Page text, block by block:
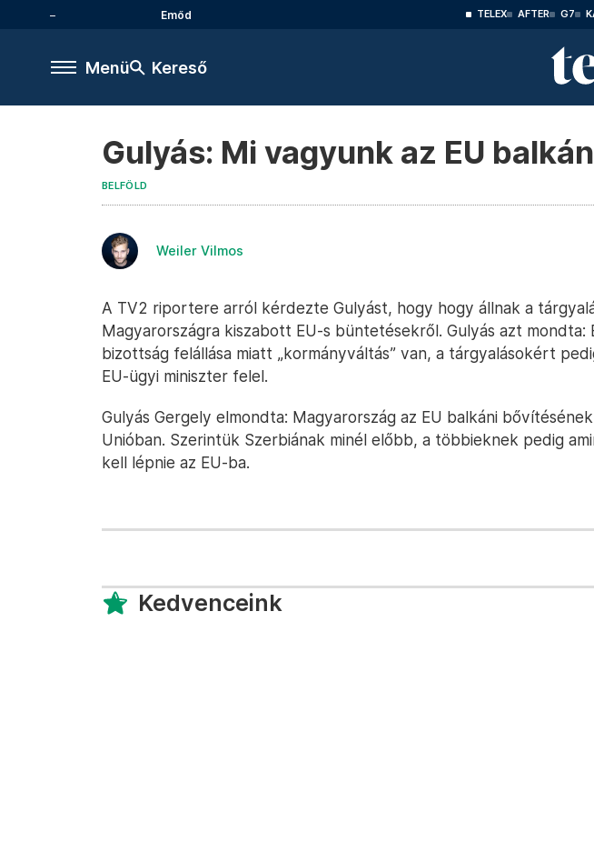
Emőd TELEX AFTER G7
Menü Kereső
Gulyás: Mi vagyunk az EU
BELFÖLD
Weiler Vilmos
A TV2 riportere arról kérdezte Gulyást, hogy hogy állnak a
Magyarországra kiszabott EU-s büntetésekről. Gulyás azt mondta:
bizottság felállása miatt „kormányváltás” van, a tárgyalásokért
EU-ügyi miniszter felel.
Gulyás Gergely elmondta: Magyarország az EU balkáni
Unióban. Szerintük Szerbiának minél előbb, a többieknek pedig
kell lépnie az EU-ba.
Kedvenceink